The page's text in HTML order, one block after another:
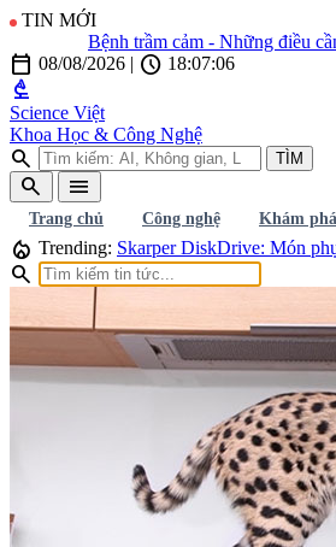
TIN MỚI
Bệnh trầm cảm - Những điều cần
calendar_today 08/08/2026 | schedule 18:07:08
biotech
Science Việt
Khoa Học & Công Nghệ
search TÌM
search menu
Trang chủ Công nghệ Khám
local_fire_department Trending: Skarper DiskDrive: Món
search